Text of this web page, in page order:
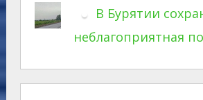
В Бурятии
неблагоприятная